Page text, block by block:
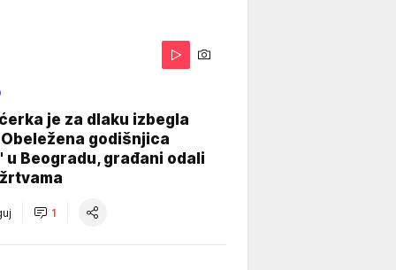
je za dlaku izbegla
godišnjica
u Beogradu, građani odali
1